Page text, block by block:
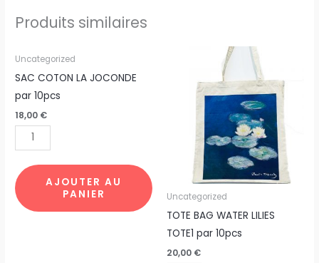
Produits similaires
Uncategorized
SAC COTON LA JOCONDE
par 10pcs
18,00 €
quantité
de
SAC
LA
JOCONDE
10pcs
AJOUTER AU
PANIER
Uncategorized
TOTE BAG WATER LILIES
TOTE1 par 10pcs
20,00 €
10pcs